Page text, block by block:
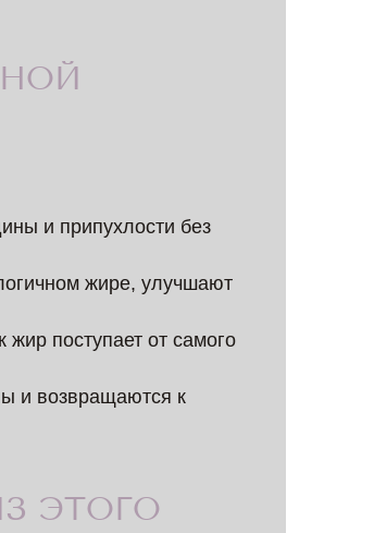
и припухлости без
жире, улучшают
жир поступает от самого
и возвращаются к
ЭТОГО